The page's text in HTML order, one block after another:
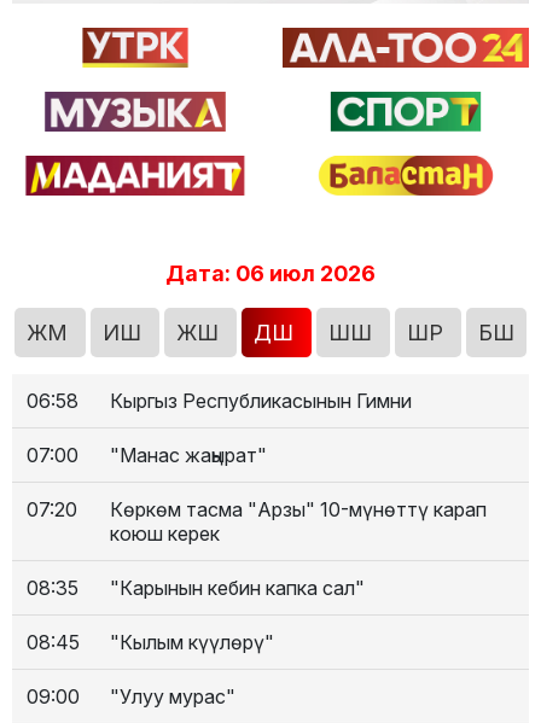
Дата: 06 июл 2026
ЖМ ИШ ЖШ ДШ ШШ ШР БШ
06:58 Кыргыз Республикасынын Гимни
07:00 "Манас жаңырат"
07:20
Көркөм тасма "Арзы" 10-мүнөттү карап
коюш керек
08:35 "Карынын кебин капка сал"
08:45 "Кылым күүлөрү"
09:00 "Улуу мурас"